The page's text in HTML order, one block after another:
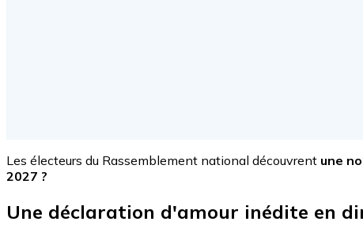
Les électeurs du Rassemblement national découvrent une
2027 ?
Une déclaration d'amour inédite en